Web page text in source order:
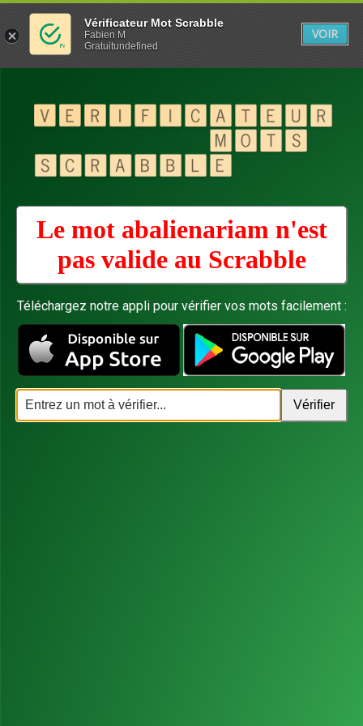
Le mot abalienariam n'est
pas valide au Scrabble
Téléchargez notre appli pour vérifier vos mots facilement :
Vérificateur Mot Scrabble
Fabien M
Gratuitundefined
VOIR